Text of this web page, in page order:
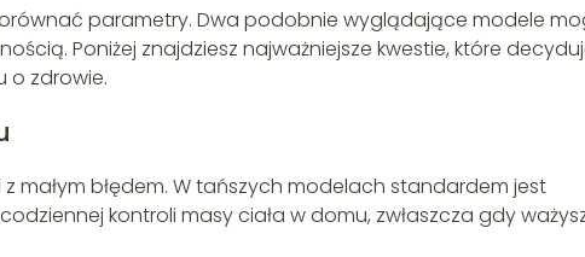
parametry. Dwa podobnie wyglądające modele
Poniżej znajdziesz najważniejsze kwestie, które
o zdrowie.
małym błędem. W tańszych modelach standardem jest
kontroli masy ciała w domu, zwłaszcza gdy